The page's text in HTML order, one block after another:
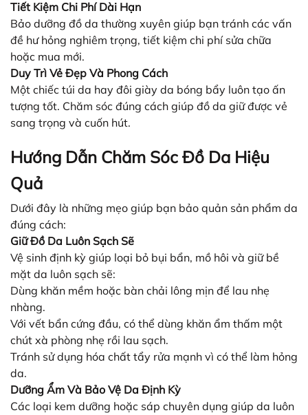
Tiết Kiệm Chi Phí Dài Hạn
Bảo dưỡng đồ da thường xuyên giúp bạn tránh các vấn
đề hư hỏng nghiêm trọng, tiết kiệm chi phí sửa chữa
hoặc mua mới.
Duy Trì Vẻ Đẹp Và Phong Cách
Một chiếc túi da hay đôi giày da bóng bẩy luôn tạo ấn
tượng tốt. Chăm sóc đúng cách giúp đồ da giữ được vẻ
sang trọng và cuốn hút.
Hướng Dẫn Chăm Sóc Đồ Da Hiệu
Quả
Dưới đây là những mẹo giúp bạn bảo quản sản phẩm da
đúng cách:
Giữ Đồ Da Luôn Sạch Sẽ
Vệ sinh định kỳ giúp loại bỏ bụi bẩn, mồ hôi và giữ bề
mặt da luôn sạch sẽ:
Dùng khăn mềm hoặc bàn chải lông mịn để lau nhẹ
nhàng.
Với vết bẩn cứng đầu, có thể dùng khăn ẩm thấm một
chút xà phòng nhẹ rồi lau sạch.
Tránh sử dụng hóa chất tẩy rửa mạnh vì có thể làm hỏng
da.
Dưỡng Ẩm Và Bảo Vệ Da Định Kỳ
Các loại kem dưỡng hoặc sáp chuyên dụng giúp da luôn